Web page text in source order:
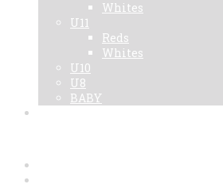
Whites
U11
Reds
Whites
U10
U8
BABY